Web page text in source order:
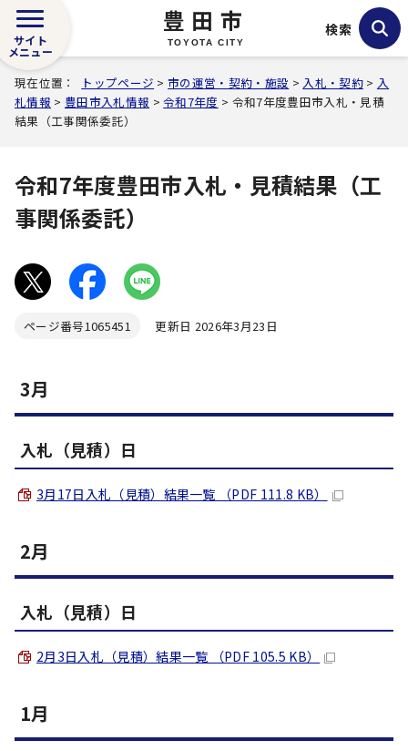
豊田市
TOYOTA CITY
サイト
メニュー
検索
現在位置： トップページ >市の運営・契約・施設 > 入札・契約> 入
札情報 > 豊田市入札情報 >令和7年度 > 令和7年度豊田市入札・見積
結果（工事関係委託）
令和7年度豊田市入札・見積結果（工
事関係委託）
ページ番号1065451 更新日 2026年3月23日
3月
入札（見積）日
3月17日入札（見積）結果一覧 （PDF 111.8 KB）
2月
入札（見積）日
2月3日入札（見積）結果一覧 （PDF 105.5 KB）
1月